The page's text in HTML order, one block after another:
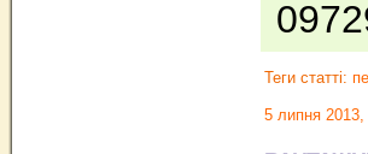
Теги статті:
5 липня 2013,